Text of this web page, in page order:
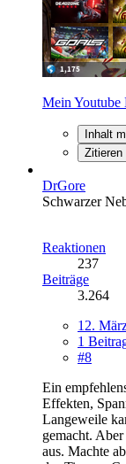
Mein Youtube
Inhalt
Zitieren
DrGore
Schwarzer
Reaktionen
237
Beiträge
3.264
12.
1
#8
Ein
Effekten,
Langeweile
gemacht.
aus. Machte